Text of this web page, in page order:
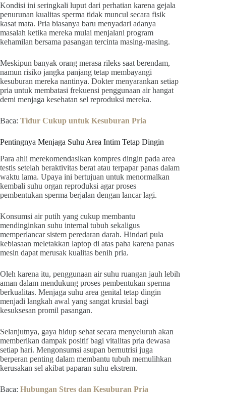
Kondisi ini seringkali luput dari perhatian karena gejala
penurunan kualitas sperma tidak muncul secara fisik
kasat mata. Pria biasanya baru menyadari adanya
masalah ketika mereka mulai menjalani program
kehamilan bersama pasangan tercinta masing-masing.
Meskipun banyak orang merasa rileks saat berendam,
namun risiko jangka panjang tetap membayangi
kesuburan mereka nantinya. Dokter menyarankan setiap
pria untuk membatasi frekuensi penggunaan air hangat
demi menjaga kesehatan sel reproduksi mereka.
Baca: Tidur Cukup untuk Kesuburan Pria
Pentingnya Menjaga Suhu Area Intim Tetap Dingin
Para ahli merekomendasikan kompres dingin pada area
testis setelah beraktivitas berat atau terpapar panas dalam
waktu lama. Upaya ini bertujuan untuk menormalkan
kembali suhu organ reproduksi agar proses
pembentukan sperma berjalan dengan lancar lagi.
Konsumsi air putih yang cukup membantu
mendinginkan suhu internal tubuh sekaligus
memperlancar sistem peredaran darah. Hindari pula
kebiasaan meletakkan laptop di atas paha karena panas
mesin dapat merusak kualitas benih pria.
Oleh karena itu, penggunaan air suhu ruangan jauh lebih
aman dalam mendukung proses pembentukan sperma
berkualitas. Menjaga suhu area genital tetap dingin
menjadi langkah awal yang sangat krusial bagi
kesuksesan promil pasangan.
Selanjutnya, gaya hidup sehat secara menyeluruh akan
memberikan dampak positif bagi vitalitas pria dewasa
setiap hari. Mengonsumsi asupan bernutrisi juga
berperan penting dalam membantu tubuh memulihkan
kerusakan sel akibat paparan suhu ekstrem.
Baca: Hubungan Stres dan Kesuburan Pria